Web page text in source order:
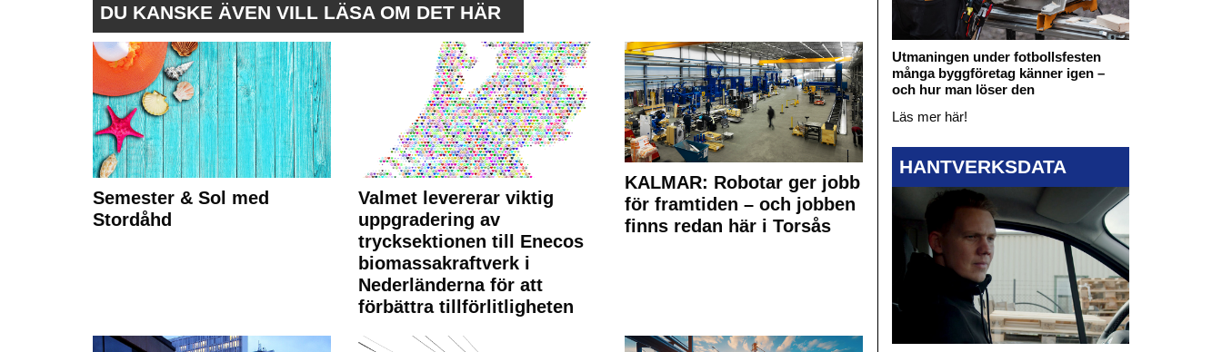
DU KANSKE ÄVEN VILL LÄSA OM DET HÄR
Semester & Sol med
Stordåhd
Valmet levererar viktig
uppgradering av
trycksektionen till Enecos
biomassakraftverk i
Nederländerna för att
förbättra tillförlitligheten
KALMAR: Robotar ger jobb
för framtiden – och jobben
finns redan här i Torsås
Utmaningen under fotbollsfesten
många byggföretag känner igen –
och hur man löser den
Läs mer här!
HANTVERKSDATA